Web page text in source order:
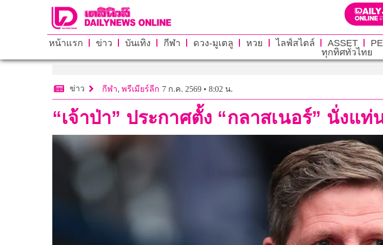
หน้าแรก ข่าว บันเทิง กีฬา ดวง-มูเตลู หวย ไลฟ์สไตล์ ASSET
ทุกทิศทั่วไทย
ข่าว กีฬา, พรีเมียร์ลีก 7 ก.ค. 2569 • 8:02 น.
“เจ้าป่า” ประกาศตั้ง “กลาสเนอร์” นั่งแ